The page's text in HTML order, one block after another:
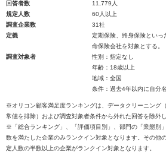
回答者数
11,779人
規定人数
60人以上
調査企業数
31社
定義
定期保険、終身保険とい
命保険会社を対象とする。
調査対象者
性別：指定なし
年齢：18歳以上
地域：全国
条件：過去4年以内に自分
※オリコン顧客満足度ランキングは、データクリーニング
常値を排除）および調査対象者条件から外れた回答を除外
※「総合ランキング」、「評価項目別」、部門の「業態別
数を満たした企業のみランクイン対象となります。その他
定人数の半数以上の企業がランクイン対象となります。